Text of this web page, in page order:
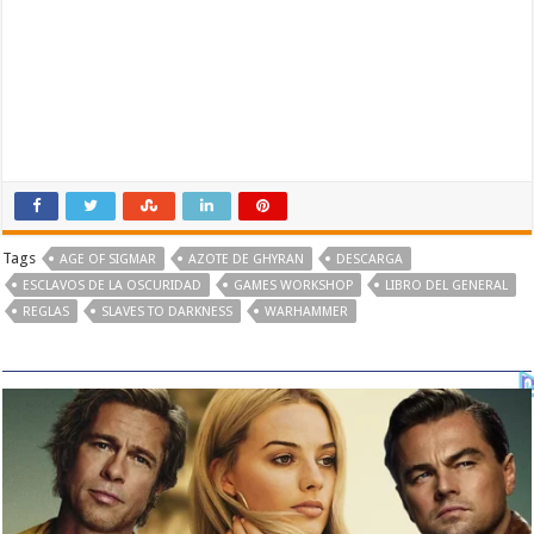
Tags AGE OF SIGMAR AZOTE DE GHYRAN
DESCARGA
ESCLAVOS DE LA OSCURIDAD
GAMES WORKSHOP
LIBRO DEL GENERAL
REGLAS
SLAVES TO DARKNESS WARHAMMER